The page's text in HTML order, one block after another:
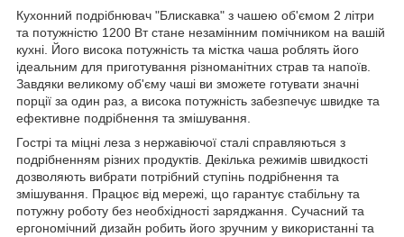
Кухонний подрібнювач "Блискавка" з чашею об'ємом 2 літри
та потужністю 1200 Вт стане незамінним помічником на вашій
кухні. Його висока потужність та містка чаша роблять його
ідеальним для приготування різноманітних страв та напоїв.
Завдяки великому об'єму чаші ви зможете готувати значні
порції за один раз, а висока потужність забезпечує швидке та
ефективне подрібнення та змішування.
Гострі та міцні леза з нержавіючої сталі справляються з
подрібненням різних продуктів. Декілька режимів швидкості
дозволяють вибрати потрібний ступінь подрібнення та
змішування. Працює від мережі, що гарантує стабільну та
потужну роботу без необхідності заряджання. Сучасний та
ергономічний дизайн робить його зручним у використанні та